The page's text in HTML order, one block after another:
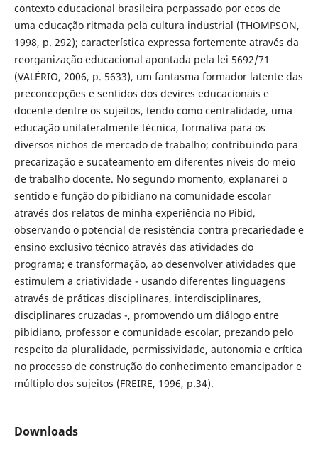
contexto educacional brasileira perpassado por ecos de
uma educação ritmada pela cultura industrial (THOMPSON,
1998, p. 292); característica expressa fortemente através da
reorganização educacional apontada pela lei 5692/71
(VALÉRIO, 2006, p. 5633), um fantasma formador latente das
preconcepções e sentidos dos devires educacionais e
docente dentre os sujeitos, tendo como centralidade, uma
educação unilateralmente técnica, formativa para os
diversos nichos de mercado de trabalho; contribuindo para
precarização e sucateamento em diferentes níveis do meio
de trabalho docente. No segundo momento, explanarei o
sentido e função do pibidiano na comunidade escolar
através dos relatos de minha experiência no Pibid,
observando o potencial de resistência contra precariedade e
ensino exclusivo técnico através das atividades do
programa; e transformação, ao desenvolver atividades que
estimulem a criatividade - usando diferentes linguagens
através de práticas disciplinares, interdisciplinares,
disciplinares cruzadas -, promovendo um diálogo entre
pibidiano, professor e comunidade escolar, prezando pelo
respeito da pluralidade, permissividade, autonomia e crítica
no processo de construção do conhecimento emancipador e
múltiplo dos sujeitos (FREIRE, 1996, p.34).
Downloads